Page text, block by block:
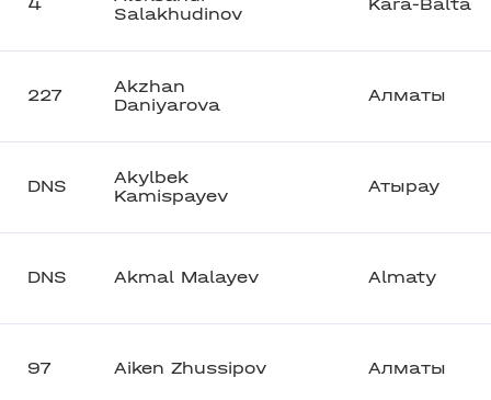
4
Salakhudinov
Kara-Balta
227
Akzhan
Daniyarova
Алматы
DNS
Akylbek
Kamispayev
Атырау
DNS Akmal Malayev Almaty
97 Aiken Zhussipov Алматы